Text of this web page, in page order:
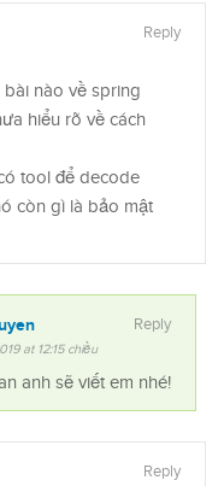
Reply
nào về spring
hiểu rõ về cách
tool để decode
còn gì là bảo mật
at 12:15 chiều
Reply
anh sẽ viết em nhé!
Reply